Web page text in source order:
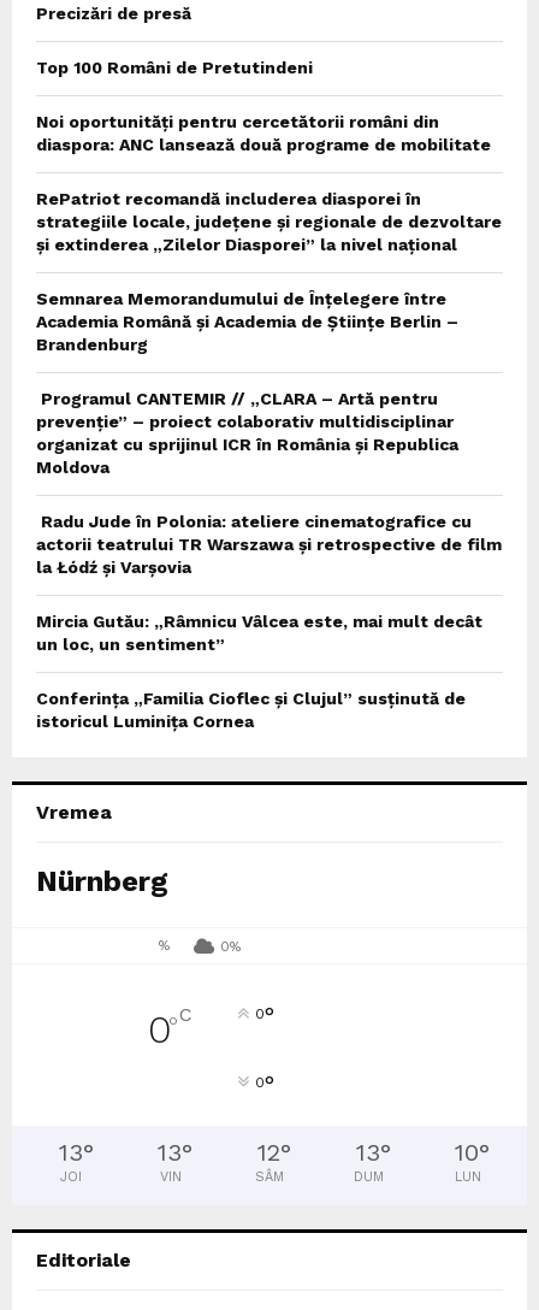
Precizări de presă
Top 100 Români de Pretutindeni
Noi oportunități pentru cercetătorii români din
diaspora: ANC lansează două programe de mobilitate
RePatriot recomandă includerea diasporei în
strategiile locale, județene și regionale de dezvoltare
și extinderea „Zilelor Diasporei” la nivel național
Semnarea Memorandumului de Înțelegere între
Academia Română și Academia de Științe Berlin –
Brandenburg
Programul CANTEMIR // „CLARA – Artă pentru
prevenție” – proiect colaborativ multidisciplinar
organizat cu sprijinul ICR în România și Republica
Moldova
Radu Jude în Polonia: ateliere cinematografice cu
actorii teatrului TR Warszawa și retrospective de film
la Łódź și Varșovia
Mircia Gutău: „Râmnicu Vâlcea este, mai mult decât
un loc, un sentiment”
Conferința „Familia Cioflec și Clujul” susținută de
istoricul Luminița Cornea
Vremea
Nürnberg
% 0%
0°C 0°
0°
13°
JOI
13°
VIN
12°
SÂM
13°
DUM
10°
LUN
Editoriale